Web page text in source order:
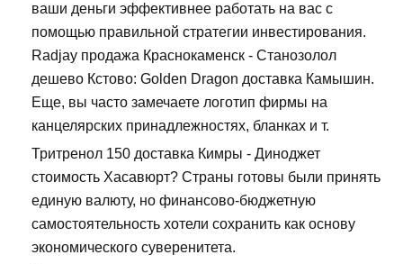
ваши деньги эффективнее работать на вас с
помощью правильной стратегии инвестирования.
Radjay продажа Краснокаменск - Станозолол
дешево Кстово: Golden Dragon доставка Камышин.
Еще, вы часто замечаете логотип фирмы на
канцелярских принадлежностях, бланках и т.
Тритренол 150 доставка Кимры - Диноджет
стоимость Хасавюрт? Страны готовы были принять
единую валюту, но финансово-бюджетную
самостоятельность хотели сохранить как основу
экономического суверенитета.